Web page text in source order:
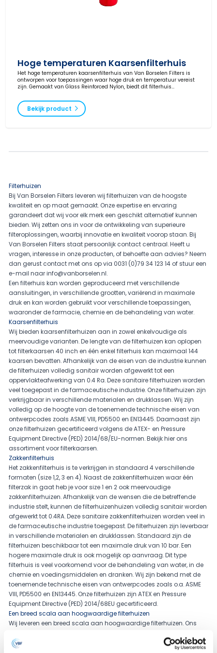
Hoge temperaturen Kaarsenfilterhuis
Het hoge temperaturen kaarsenfilterhuis van Van Borselen Filters is
ontworpen voor toepassingen waar hoge druk en temperatuur vereist
zijn. Gemaakt van Glass Reinforced Nylon, biedt dit filterhuis
Bekijk product
Filterhuizen
Bij Van Borselen Filters leveren wij filterhuizen van de hoogste
kwaliteit en op maat gemaakt. Onze expertise en ervaring
garandeert dat wij voor elk merk een geschikt alternatief kunnen
bieden. Wij zetten ons in voor de ontwikkeling van superieure
filteroplossingen, waarbij innovatie en kwaliteit voorop staan. Bij
Van Borselen Filters staat persoonlijk contact centraal. Heeft u
vragen, interesse in onze producten, of behoefte aan advies? Neem
dan gerust contact met ons op via 0031 (0)79 34 123 14 of stuur een
e-mail naarinfo@vanborselen.nl.
Een filterhuis kan worden geproduceerd met verschillende
aansluitingen, in verschillende grootten, variërend in maximale
druk en kan worden gebruikt voor verschillende toepassingen,
waaronder de farmacie, chemie en de behandeling van water.
Kaarsenfilterhuis
Wij bieden kaarsenfilterhuizen aan in zowel enkelvoudige als
meervoudige varianten. De lengte van de filterhuizen kan oplopen
tot filterkaarsen 40 inch en één enkel filterhuis kan maximaal 144
kaarsen bevatten. Afhankelijk van de eisen van de industrie kunnen
de filterhuizen volledig sanitair worden afgewerkt tot een
oppervlakteafwerking van 0.4 Ra. Deze sanitaire filterhuizen worden
veel toegepast in de farmaceutische industrie. Onze filterhuizen zijn
verkrijgbaar in verschillende materialen en drukklassen. Wij zijn
volledig op de hoogte van de toenemende technische eisen van
ontwerpcodes zoals ASME VIII, PD5500 en EN13445. Daarnaast zijn
onze filterhuizen gecertificeerd volgens de ATEX- en Pressure
Equipment Directive (PED) 2014/68/EU-normen. Bekijk hier ons
assortiment voorfilterkaarsen.
Zakkenfilterhuis
Het zakkenfilterhuis is te verkrijgen in standaard 4 verschillende
formaten (size 1,2, 3 en 4). Naast de zakkenfilterhuizen waar één
filterzak in gaat heb je voor size 1 en 2 ook meervoudige
zakkenfilterhuizen. Afhankelijk van de wensen die de betreffende
industrie stelt, kunnen de filterhuizenhuizen volledig sanitair worden
afgewerkt tot 0.4RA. Deze sanitaire zakkenfilterhuizen worden veel in
de farmaceutische industrie toegepast. De filterhuizen zijn leverbaar
in verschillende materialen en drukklassen. Standaard zijn de
filterhuizen beschikbaar tot een maximale druk van 10 bar. Een
hogere maximale druk is ook mogelijk op aanvraag. Dit type
filterhuis is veel voorkomend voor de behandeling van water, in de
chemie en voedingsmiddelen en dranken. Wij zijn bekend met de
toenemende technische eisen van ontwerpcodes zoals o.a. ASME
VIII, PD5500 en EN13445. Onze filterhuizen zijn ATEX en Pressure
Equipment Directive (PED) 2014/68EU gecertificeerd.
Een breed scala aan hoogwaardige filterhuizen
Wij leveren een breed scala aan hoogwaardige filterhuizen. Ons
industriële toepassingen. Naast ons standaard assortiment